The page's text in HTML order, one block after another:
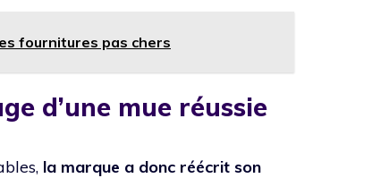
fournitures pas chers
d’une mue réussie
la marque a donc réécrit son